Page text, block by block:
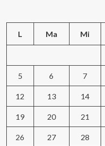
L Ma Mi
5 6 7
12 13 14
19 20 21
26 27 28